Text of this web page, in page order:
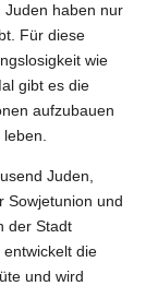
Juden haben nur
Für diese
wie
gibt es die
aufzubauen
Juden,
Sowjetunion und
der Stadt
die
und wird